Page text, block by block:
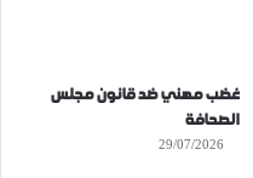
غضب مهني ضد قانون مجلس
الصحافة
29/07/2026